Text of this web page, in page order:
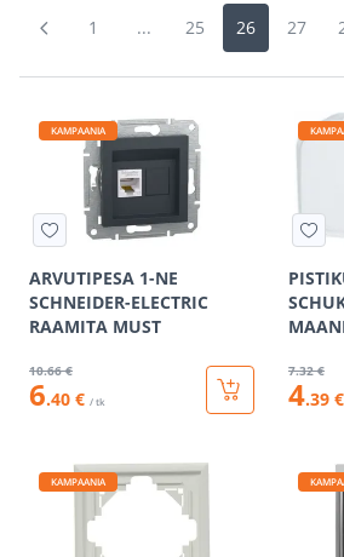
1 ... 25 26 27
KAMPAANIA
ARVUTIPESA 1-NE
SCHNEIDER-ELECTRIC
RAAMITA MUST
10.66 €
6.40 € / tk
7.32 €
4.39 €
KAMPAANIA